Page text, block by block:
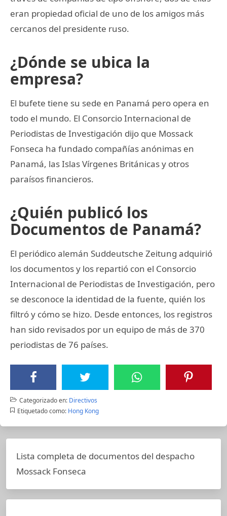
eran propiedad oficial de uno de los amigos más
cercanos del presidente ruso.
¿Dónde se ubica la
empresa?
El bufete tiene su sede en Panamá pero opera en
todo el mundo. El Consorcio Internacional de
Periodistas de Investigación dijo que Mossack
Fonseca ha fundado compañías anónimas en
Panamá, las Islas Vírgenes Británicas y otros
paraísos financieros.
¿Quién publicó los
Documentos de Panamá?
El periódico alemán Suddeutsche Zeitung adquirió
los documentos y los repartió con el Consorcio
Internacional de Periodistas de Investigación, pero
se desconoce la identidad de la fuente, quién los
filtró y cómo se hizo. Desde entonces, los registros
han sido revisados por un equipo de más de 370
periodistas de 76 países.
Categorizado en: Directivos
Etiquetado como: Hong Kong
Lista completa de documentos del despacho
Mossack Fonseca